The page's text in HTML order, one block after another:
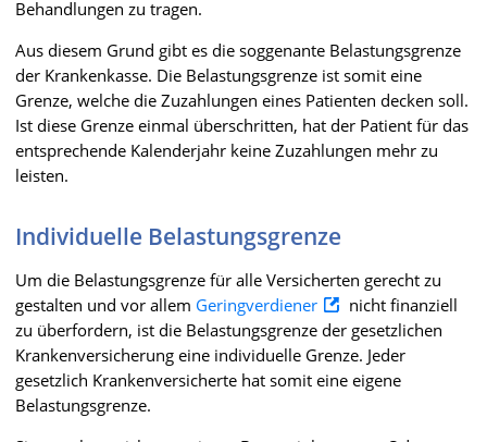
Behandlungen zu tragen.
Aus diesem Grund gibt es die soggenante Belastungsgrenze
der Krankenkasse. Die Belastungsgrenze ist somit eine
Grenze, welche die Zuzahlungen eines Patienten decken soll.
Ist diese Grenze einmal überschritten, hat der Patient für das
entsprechende Kalenderjahr keine Zuzahlungen mehr zu
leisten.
Individuelle Belastungsgrenze
Um die Belastungsgrenze für alle Versicherten gerecht zu
gestalten und vor allem Geringverdiener
nicht finanziell
zu überfordern, ist die Belastungsgrenze der gesetzlichen
Krankenversicherung eine individuelle Grenze. Jeder
gesetzlich Krankenversicherte hat somit eine eigene
Belastungsgrenze.